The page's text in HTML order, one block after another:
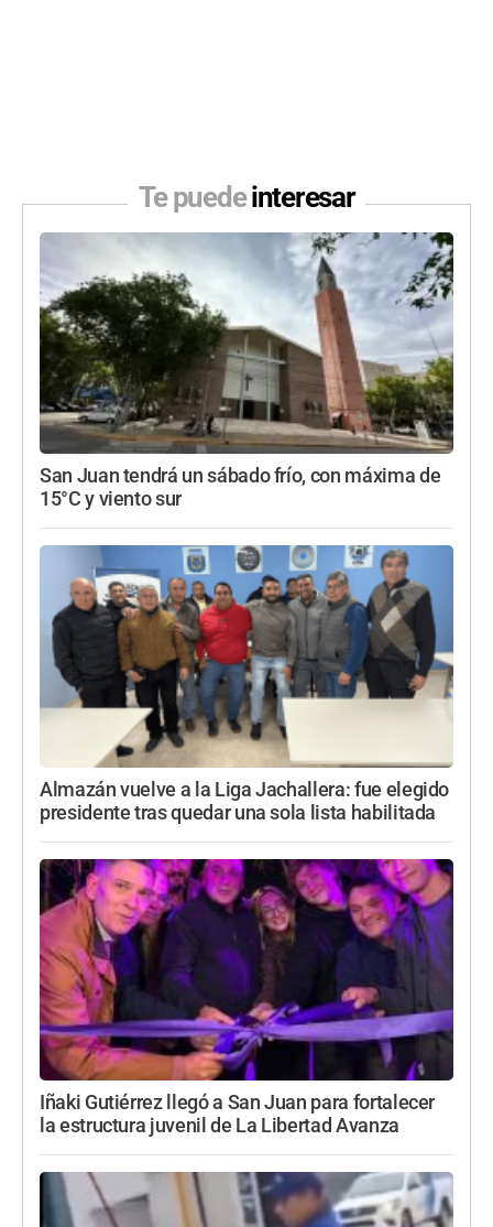
Te puedeinteresar
San Juan tendrá un sábado frío, con máxima de
15°C y viento sur
Almazán vuelve a la Liga Jachallera: fue elegido
presidente tras quedar una sola lista habilitada
Iñaki Gutiérrez llegó a San Juan para fortalecer
la estructura juvenil de La Libertad Avanza